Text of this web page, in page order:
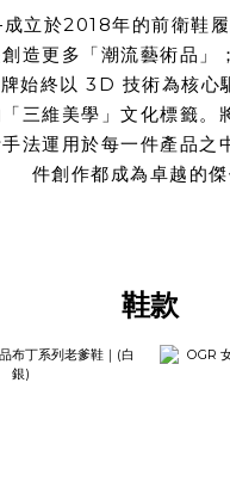
立於2018年的前衛鞋
造更多「潮流藝術品」
始終以 3D 技術為核心
三維美學」文化標籤。
法運用於每一件產品之
件創作都成為卓越的傑
鞋款